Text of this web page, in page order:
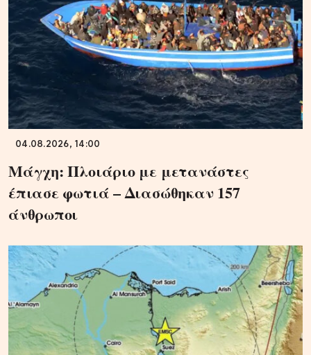
04.08.2026, 14:00
Μάγχη: Πλοιάριο με μετανάστες
έπιασε φωτιά – Διασώθηκαν 157
άνθρωποι